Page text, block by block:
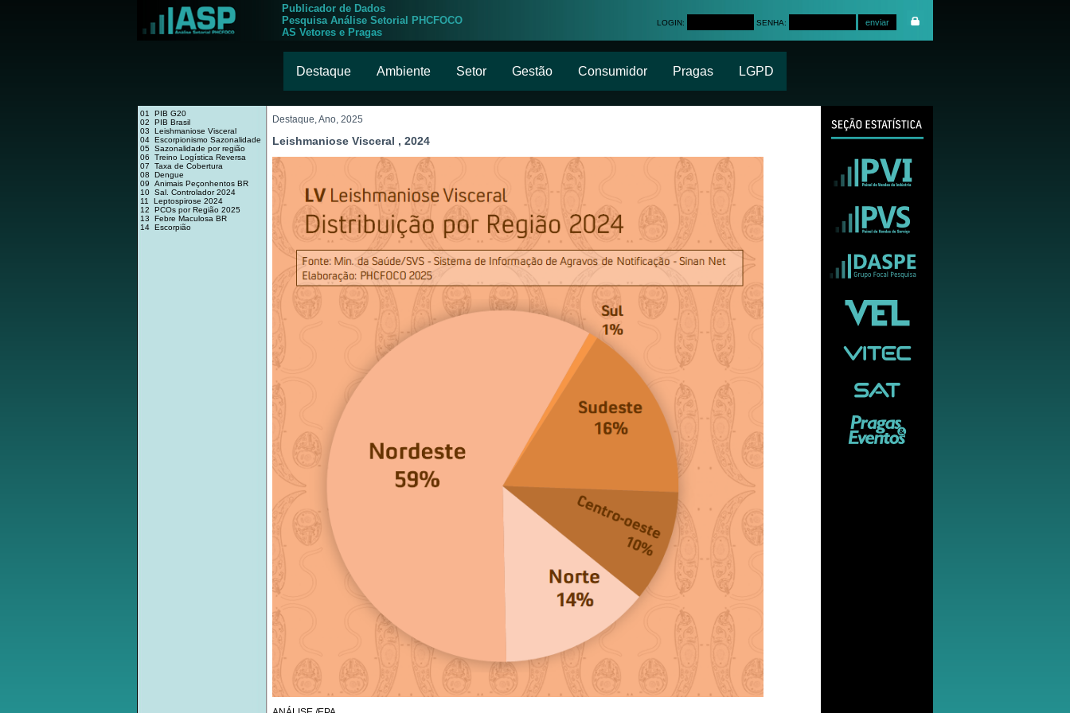
Publicador de Dados
Pesquisa Análise Setorial PHCFOCO
AS Vetores e Pragas
LOGIN: SENHA:
Destaque Ambiente Setor Gestão Consumidor Pragas LGPD
01 PIB G20
02 PIB Brasil
03 Leishmaniose Visceral
04 Escorpionismo Sazonalidade
05 Sazonalidade por região
06 Treino Logística Reversa
07 Taxa de Cobertura
08 Dengue
09 Animais Peçonhentos BR
10 Sal. Controlador 2024
11 Leptospirose 2024
12 PCOs por Região 2025
13 Febre Maculosa BR
14 Escorpião
Destaque, Ano, 2025
Leishmaniose Visceral , 2024